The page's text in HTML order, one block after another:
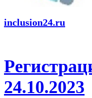
inclusion24.ru
24.10.2023